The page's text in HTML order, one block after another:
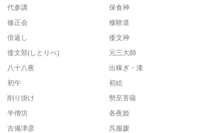
代参講
保食神
修正会
修験道
倍返し
倭文神
倭文部(しとりべ)
元三大師
八十八夜
出稼ぎ・漆
初午
初絵
削り掛け
勢至菩薩
半僧坊
各夜姫
吉備津彦
呉服媛